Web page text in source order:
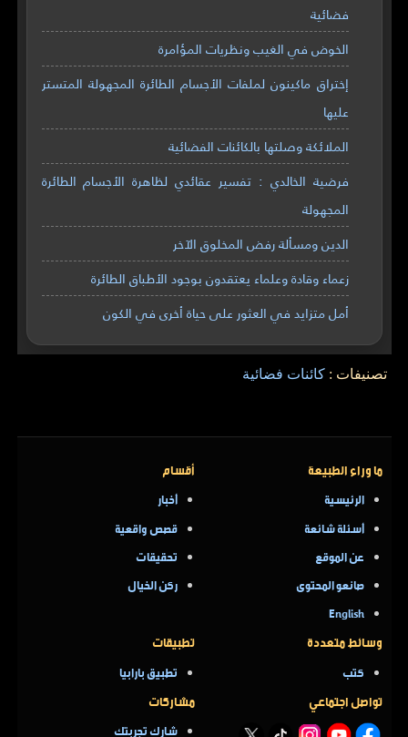
فضائية
الخوض في الغيب ونظريات المؤامرة
إختراق ماكينون لملفات الأجسام الطائرة المجهولة المتستر
عليها
الملائكة وصلتها بالكائنات الفضائية
فرضية الخالدي : تفسير عقائدي لظاهرة الأجسام الطائرة
المجهولة
الدين ومسألة رفض المخلوق الآخر
زعماء وقادة وعلماء يعتقدون بوجود الأطباق الطائرة
أمل متزايد في العثور على حياة أخرى في الكون
تصنيفات :كائنات فضائية
ما وراء الطبيعة
الرئيسية
أسئلة شائعة
عن الموقع
صانعو المحتوى
English
أقسام
أخبار
قصص واقعية
تحقيقات
ركن الخيال
وسائط متعددة
كتب
تطبيقات
تطبيق بارابيا
تواصل اجتماعي مشاركات
شارك تجربتك